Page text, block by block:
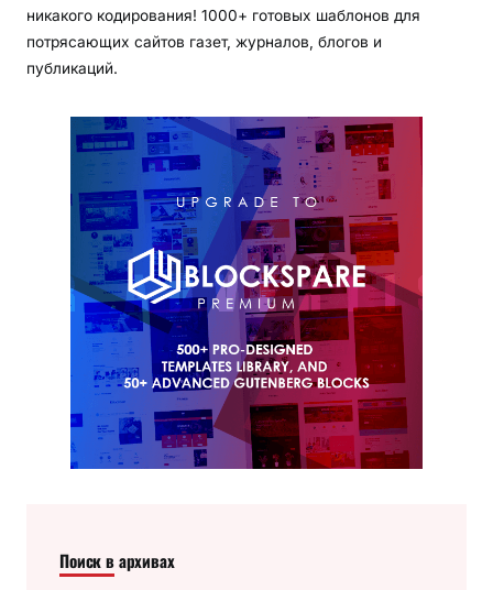
никакого кодирования! 1000+ готовых шаблонов для
потрясающих сайтов газет, журналов, блогов и
публикаций.
Поиск в архивах